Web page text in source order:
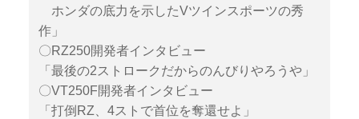
ホンダの底力を示したVツインスポーツの秀
作」
〇RZ250開発者インタビュー
「最後の2ストロークだからのんびりやろうや」
〇VT250F開発者インタビュー
「打倒RZ、4ストで首位を奪還せよ」